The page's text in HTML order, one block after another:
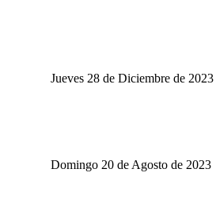
Jueves 28 de Diciembre de 2023
Domingo 20 de Agosto de 2023